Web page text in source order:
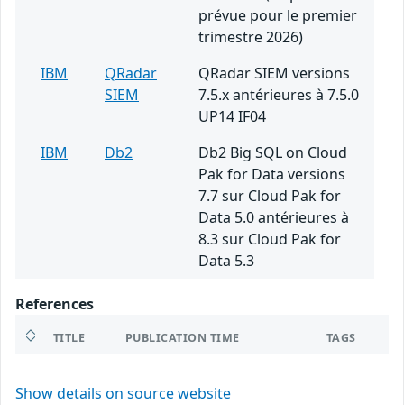
prévue pour le premier
trimestre 2026)
IBM
QRadar
SIEM
QRadar SIEM versions
7.5.x antérieures à 7.5.0
UP14 IF04
IBM
Db2
Db2 Big SQL on Cloud
Pak for Data versions
7.7 sur Cloud Pak for
Data 5.0 antérieures à
8.3 sur Cloud Pak for
Data 5.3
References
TITLE PUBLICATION TIME TAGS
Show details on source website